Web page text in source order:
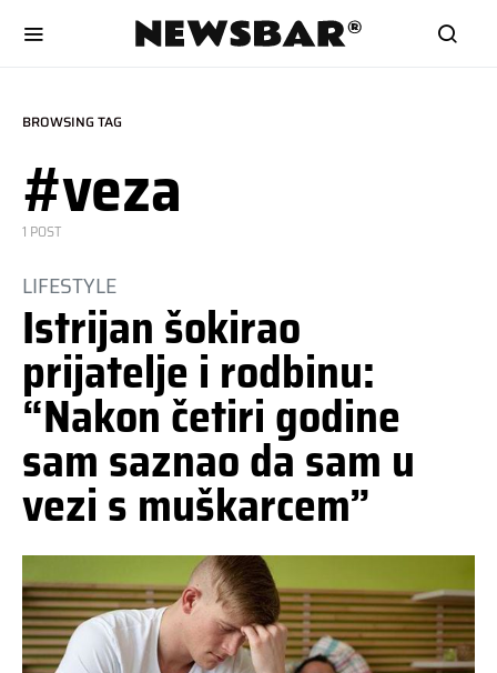
BROWSING TAG
#veza
1 POST
LIFESTYLE
Istrijan šokirao
prijatelje i rodbinu:
“Nakon četiri godine
sam saznao da sam u
vezi s muškarcem”